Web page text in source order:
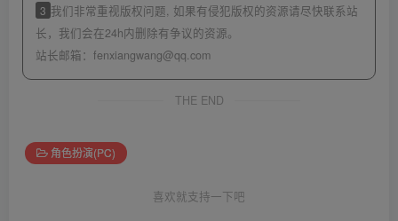
3 我们非常重视版权问题, 如果有侵犯版权的资源请尽快联系站
长，我们会在24h内删除有争议的资源。
站长邮箱： fenxiangwang@qq.com
THE END
角色扮演(PC)
喜欢就支持一下吧